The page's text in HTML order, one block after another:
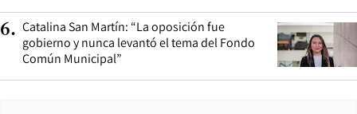
6. Catalina San Martín: “La oposición fue
gobierno y nunca levantó el tema del Fondo
Común Municipal”